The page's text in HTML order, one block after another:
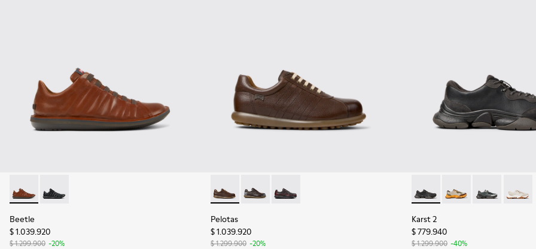
Beetle - 18751-049 - Zapatos marrones de piel para hombre.
Beetle - 18751-048 - Zapatos negros de piel para hombre.
Beetle
$ 1.039.920
$ 1.299.900 -20%
Pelotas - 16002-318 - Zapatos marrones de piel para hombre.
Pelotas - 16002-349
Pelotas - 16002-337
Pelotas
$ 1.039.920
$ 1.299.900 -20%
Karst 2 - K101068-001 -
Karst 2 - K101068-012
Karst 2 -Karst
Karst 2
$ 779.940
$ 1.299.900 -40%